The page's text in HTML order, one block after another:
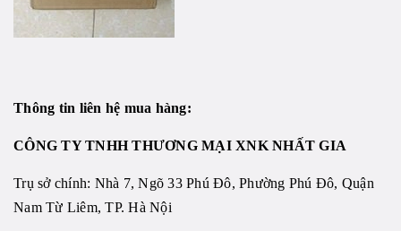
Thông tin liên hệ mua hàng:
CÔNG TY TNHH THƯƠNG MẠI XNK NHẤT GIA
Trụ sở chính: Nhà 7, Ngõ 33 Phú Đô, Phường Phú Đô, Quận
Nam Từ Liêm, TP. Hà Nội